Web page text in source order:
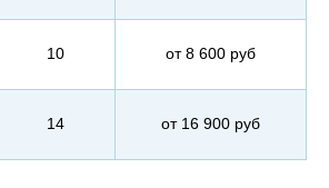
10 от 8 600 руб
14 от 16 900 руб